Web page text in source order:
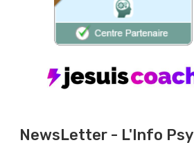
NewsLetter - L'Info Psy